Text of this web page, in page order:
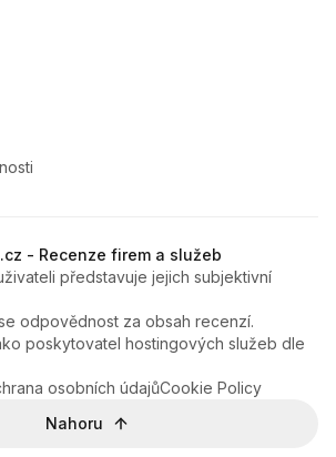
- Recenze firem a služeb
představuje jejich subjektivní
odpovědnost za obsah recenzí.
poskytovatel hostingových služeb dle
osobních údajůCookie Policy
Nahoru